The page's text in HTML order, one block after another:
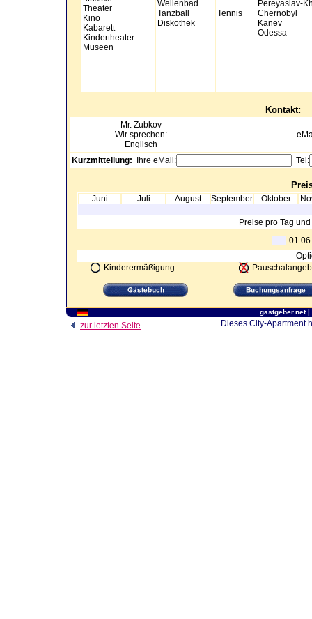
Theater
Kino
Kabarett
Kindertheater
Museen
Wellenbad
Tanzball
Diskothek
Tennis
Pereyaslav-
Chernobyl
Kanev
Odessa
Kontakt:
Mr. Zubkov
Wir sprechen:
Englisch
Kurzmitteilung: Ihre eMail: Tel:
Juni Juli August September Oktober
Preise pro Tag
Kinderermäßigung
gastgeber.net|
zur letzten Seite Dieses City-Apartment